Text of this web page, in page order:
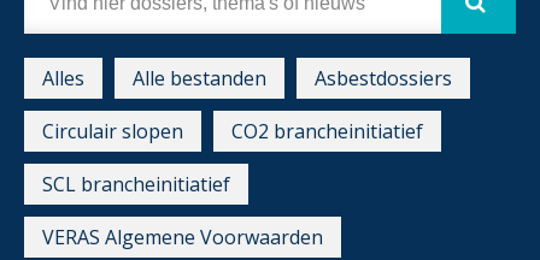
Alles Alle bestanden
Asbestdossiers
Circulair slopen
CO2 brancheinitiatief
SCL brancheinitiatief
VERAS Algemene Voorwaarden